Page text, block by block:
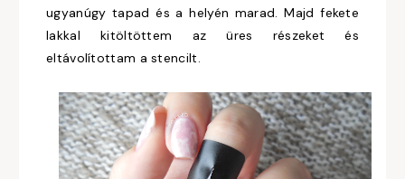
ugyanúgy tapad és a helyén marad. Majd fekete
lakkal kitöltöttem az üres részeket és
eltávolítottam a stencilt.